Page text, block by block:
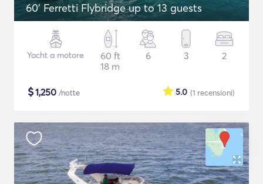
60' Ferretti Flybridge up to 13 guests
Yacht a motore
60 ft
18 m
6 3 2
$1,250 /notte (1 recensioni)
5.0